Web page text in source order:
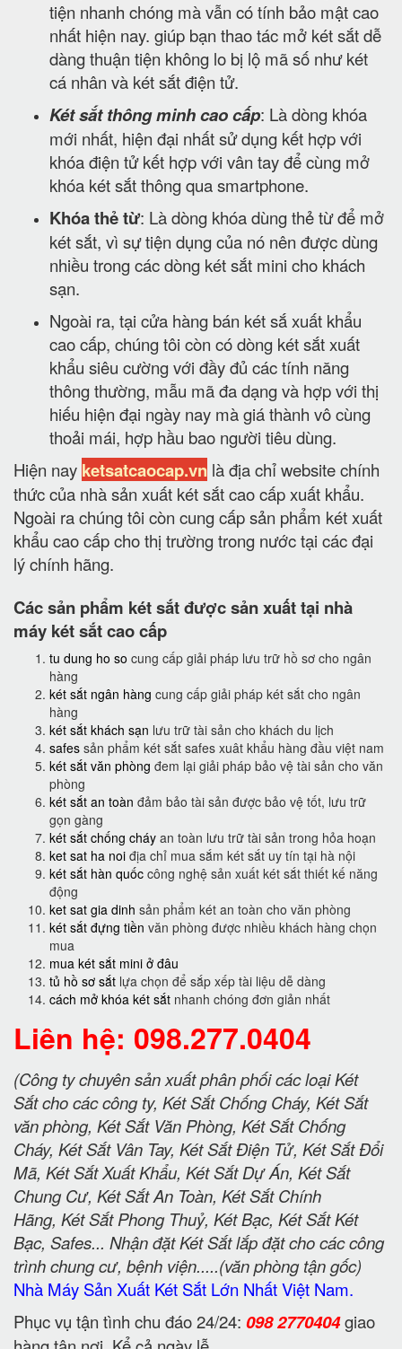
tiện nhanh chóng mà vẫn có tính bảo mật cao
nhất hiện nay. giúp bạn thao tác mở két sắt dễ
dàng thuận tiện không lo bị lộ mã số như két
cá nhân và két sắt điện tử.
Két sắt thông minh cao cấp: Là dòng khóa
mới nhất, hiện đại nhất sử dụng kết hợp với
khóa điện tử kết hợp với vân tay để cùng mở
khóa két sắt thông qua smartphone.
Khóa thẻ từ: Là dòng khóa dùng thẻ từ để mở
két sắt, vì sự tiện dụng của nó nên được dùng
nhiều trong các dòng két sắt mini cho khách
sạn.
Ngoài ra, tại cửa hàng bán két sắ xuất khẩu
cao cấp, chúng tôi còn có dòng két sắt xuất
khẩu siêu cường với đầy đủ các tính năng
thông thường, mẫu mã đa dạng và hợp với thị
hiếu hiện đại ngày nay mà giá thành vô cùng
thoải mái, hợp hầu bao người tiêu dùng.
Hiện nay ketsatcaocap.vn là địa chỉ website chính
thức của nhà sản xuất két sắt cao cấp xuất khẩu.
Ngoài ra chúng tôi còn cung cấp sản phẩm két xuất
khẩu cao cấp cho thị trường trong nước tại các đại
lý chính hãng.
Các sản phẩm két sắt được sản xuất tại nhà
máy két sắt cao cấp
tu dung ho so cung cấp giải pháp lưu trữ hồ sơ cho ngân
hàng
két sắt ngân hàng cung cấp giải pháp két sắt cho ngân
hàng
két sắt khách sạn lưu trữ tài sản cho khách du lịch
safes sản phẩm két sắt safes xuât khẩu hàng đầu việt nam
két sắt văn phòng đem lại giải pháp bảo vệ tài sản cho văn
phòng
két sắt an toàn đảm bảo tài sản được bảo vệ tốt, lưu trữ
gọn gàng
két sắt chống cháy an toàn lưu trữ tài sản trong hỏa hoạn
ket sat ha noi địa chỉ mua sắm két sắt uy tín tại hà nội
két sắt hàn quốc công nghệ sản xuất két sắt thiết kế năng
động
ket sat gia dinh sản phẩm két an toàn cho văn phòng
két sắt đựng tiền văn phòng được nhiều khách hàng chọn
mua
mua két sắt mini ở đâu
tủ hồ sơ sắt lựa chọn để sắp xếp tài liệu dễ dàng
cách mở khóa két sắt nhanh chóng đơn giản nhất
Liên hệ: 098.277.0404
(Công ty chuyên sản xuất phân phối các loại Két
Sắt cho các công ty, Két Sắt Chống Cháy, Két Sắt
văn phòng, Két Sắt Văn Phòng, Két Sắt Chống
Cháy, Két Sắt Vân Tay, Két Sắt Điện Tử, Két Sắt Đổi
Mã, Két Sắt Xuất Khẩu, Két Sắt Dự Án, Két Sắt
Chung Cư, Két Sắt An Toàn, Két Sắt Chính
Hãng, Két Sắt Phong Thuỷ, Két Bạc, Két Sắt Két
Bạc, Safes... Nhận đặt Két Sắt lắp đặt cho các công
trình chung cư, bệnh viện.....(văn phòng tận gốc)
Nhà Máy Sản Xuất Két Sắt Lớn Nhất Việt Nam.
Phục vụ tận tình chu đáo 24/24: 098 2770404giao